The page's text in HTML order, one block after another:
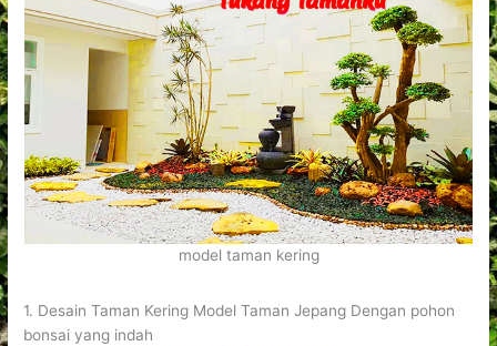
model taman kering
1. Desain Taman Kering Model Taman Jepang Dengan pohon
bonsai yang indah